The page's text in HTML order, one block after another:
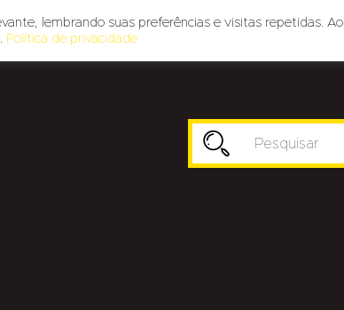
lembrando suas preferências e visitas repetidas. Ao
Política de privacidade